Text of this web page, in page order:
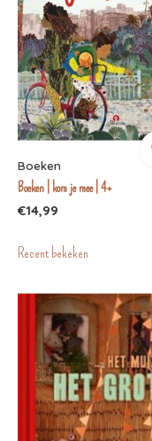
Boeken
Boeken | kom je mee | 4+
€14,99
Recent bekeken